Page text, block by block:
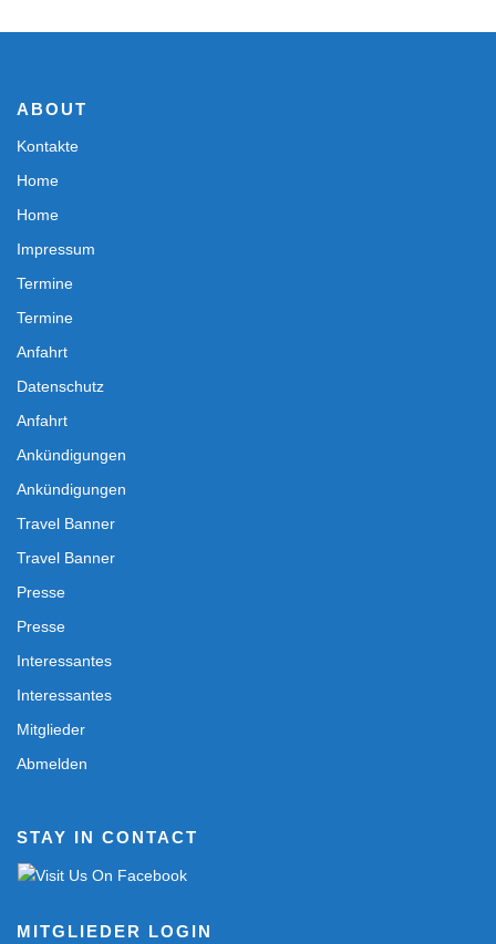
ABOUT
Kontakte
Home
Home
Impressum
Termine
Termine
Anfahrt
Datenschutz
Anfahrt
Ankündigungen
Ankündigungen
Travel Banner
Travel Banner
Presse
Presse
Interessantes
Interessantes
Mitglieder
Abmelden
STAY IN CONTACT
MITGLIEDER LOGIN